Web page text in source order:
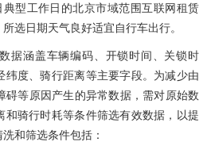
型工作日的北京市域范围互联网租赁
选日期天气良好适宜自行车出行。
据涵盖车辆编码、开锁时间、关锁时
纬度、骑行距离等主要字段。为减少由
碍等原因产生的异常数据，需对原始数
和骑行时耗等条件筛选有效数据，以提
和筛选条件包括：